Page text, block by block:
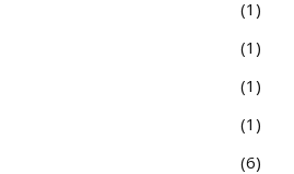
1
1
1
1
6